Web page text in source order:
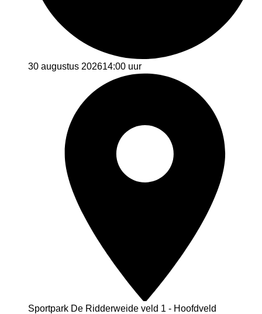
30 augustus 202614:00 uur
Sportpark De Ridderweide veld 1 - Hoofdveld